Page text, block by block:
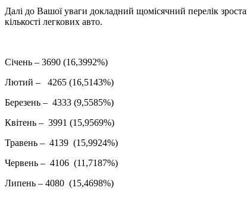
Далі до Вашої уваги докладний щомісячний перелік
кількості легкових авто.
Січень – 3690 (16,3992%)
Лютий – 4265 (16,5143%)
Березень – 4333 (9,5585%)
Квітень – 3991 (15,9569%)
Травень – 4139 (15,9924%)
Червень – 4106 (11,7187%)
Липень – 4080 (15,4698%)